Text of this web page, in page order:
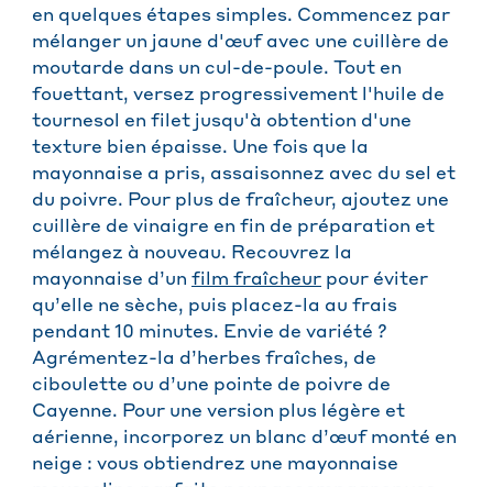
en quelques étapes simples. Commencez par
mélanger un jaune d'œuf avec une cuillère de
moutarde dans un cul-de-poule. Tout en
fouettant, versez progressivement l'huile de
tournesol en filet jusqu'à obtention d'une
texture bien épaisse. Une fois que la
mayonnaise a pris, assaisonnez avec du sel et
du poivre. Pour plus de fraîcheur, ajoutez une
cuillère de vinaigre en fin de préparation et
mélangez à nouveau. Recouvrez la
mayonnaise d’un film fraîcheur pour éviter
qu’elle ne sèche, puis placez-la au frais
pendant 10 minutes. Envie de variété ?
Agrémentez-la d’herbes fraîches, de
ciboulette ou d’une pointe de poivre de
Cayenne. Pour une version plus légère et
aérienne, incorporez un blanc d’œuf monté en
neige : vous obtiendrez une mayonnaise